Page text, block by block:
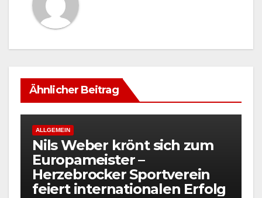
Ähnlicher Beitrag
ALLGEMEIN
Nils Weber krönt sich zum
Europameister –
Herzebrocker Sportverein
feiert internationalen Erfolg